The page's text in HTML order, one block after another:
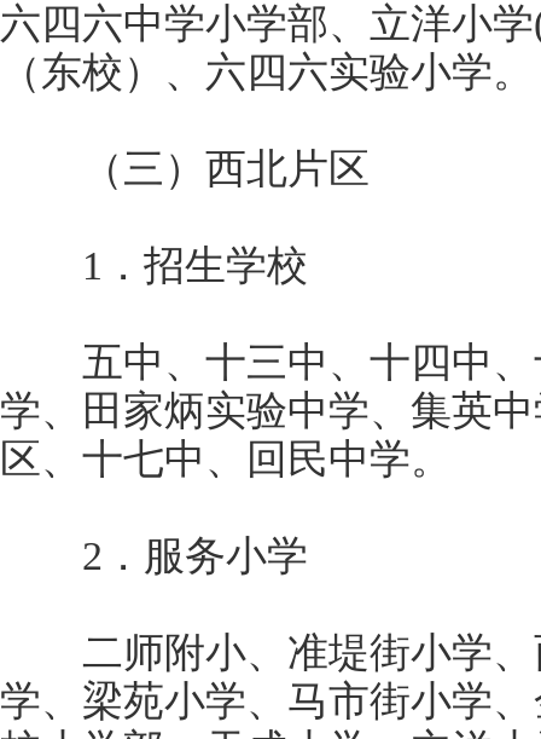
六四六中学小学部、立洋小
（东校）、六四六实验小学。
（三）西北片区
1．招生学校
五中、十三中、十四中、
学、田家炳实验中学、集英
区、十七中、回民中学。
2．服务小学
二师附小、准堤街小学、
学、梁苑小学、马市街小学